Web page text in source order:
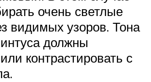
очень светлые
видимых узоров. Тона
должны
контрастировать с